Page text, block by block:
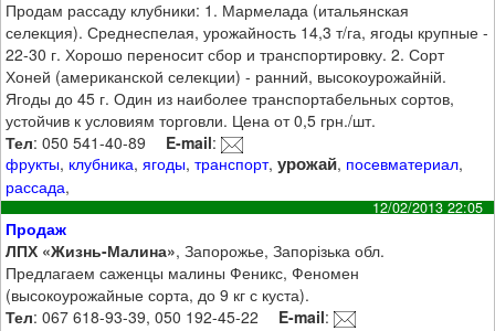
Продам рассаду клубники: 1. Мармелада (итальянская
селекция). Среднеспелая, урожайность 14,3 т/га, ягоды крупные -
22-30 г. Хорошо переносит сбор и транспортировку. 2. Сорт
Хоней (американской селекции) - ранний, высокоурожайній.
Ягоды до 45 г. Один из наиболее транспортабельных сортов,
устойчив к условиям торговли. Цена от 0,5 грн./шт.
Тел: 050 541-40-89 E-mail:
фрукты, клубника,ягоды,транспорт,урожай, посевматериал,
рассада,
12/02/2013 22:05
Продаж
ЛПХ «Жизнь-Малина», Запорожье, Запорізька обл.
Предлагаем саженцы малины Феникс, Феномен
(высокоурожайные сорта, до 9 кг с куста).
Тел: 067 618-93-39, 050 192-45-22 E-mail: